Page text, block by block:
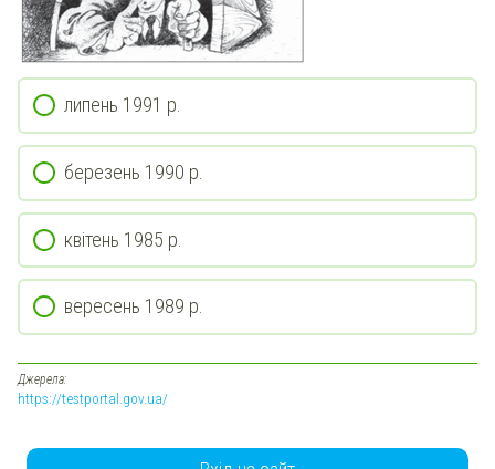
липень 1991 р.
березень 1990 р.
квітень 1985 р.
вересень 1989 р.
Джерела:
https://testportal.gov.ua/